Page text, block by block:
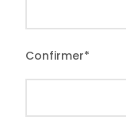
Confirmer*